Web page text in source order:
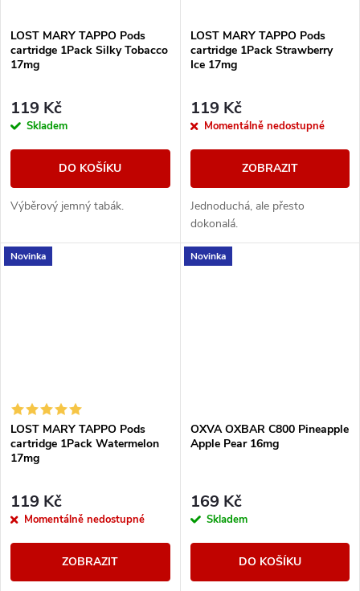
LOST MARY TAPPO Pods
cartridge 1Pack Silky Tobacco
17mg
119 Kč
Skladem
DO KOŠÍKU
Výběrový jemný tabák.
LOST MARY TAPPO Pods
cartridge 1Pack Strawberry
Ice 17mg
119 Kč
Momentálně nedostupné
ZOBRAZIT
Jednoduchá, ale přesto
dokonalá.
Novinka
LOST MARY TAPPO Pods
cartridge 1Pack Watermelon
17mg
119 Kč
Momentálně nedostupné
ZOBRAZIT
Novinka
OXVA OXBAR C800 Pineapple
Apple Pear 16mg
169 Kč
Skladem
DO KOŠÍKU